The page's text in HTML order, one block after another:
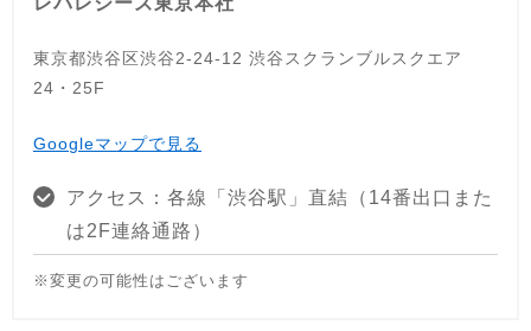
東京都渋谷区渋谷2-24-12 渋谷スクランブルスクエア
24・25F
Googleマップで見る
アクセス：各線「渋谷駅」直結（14番出口また
は2F連絡通路）
※変更の可能性はございます